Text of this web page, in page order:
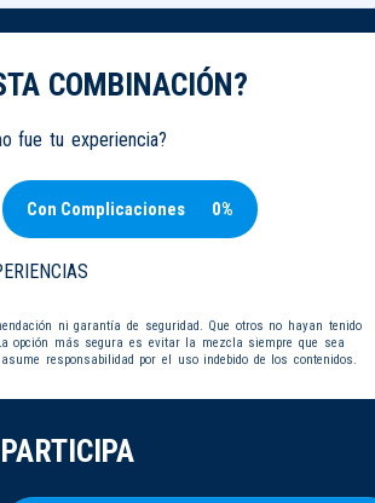
COMBINACIÓN?
fue tu experiencia?
Con Complicaciones 0%
ni garantía de seguridad. Que otros no hayan tenido
opción más segura es evitar la mezcla siempre que sea
responsabilidad por el uso indebido de los contenidos.